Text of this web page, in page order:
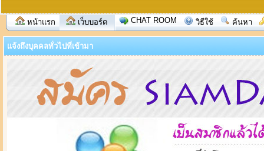
หน้าแรก เว็บบอร์ด CHAT ROOM วิธีใช้ ค้นหา
แจ้งถึงบุคคลทั่วไปที่เข้ามา